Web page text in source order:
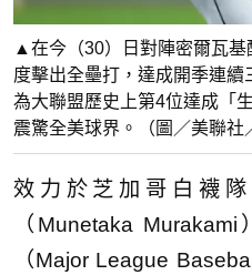
▲在今（30）日對陣密爾瓦
度擊出全壘打，達成開季連
為大聯盟歷史上第4位達成「
震驚全美球界。（圖／美聯社
效力於芝加哥白襪
（Munetaka
（Major League